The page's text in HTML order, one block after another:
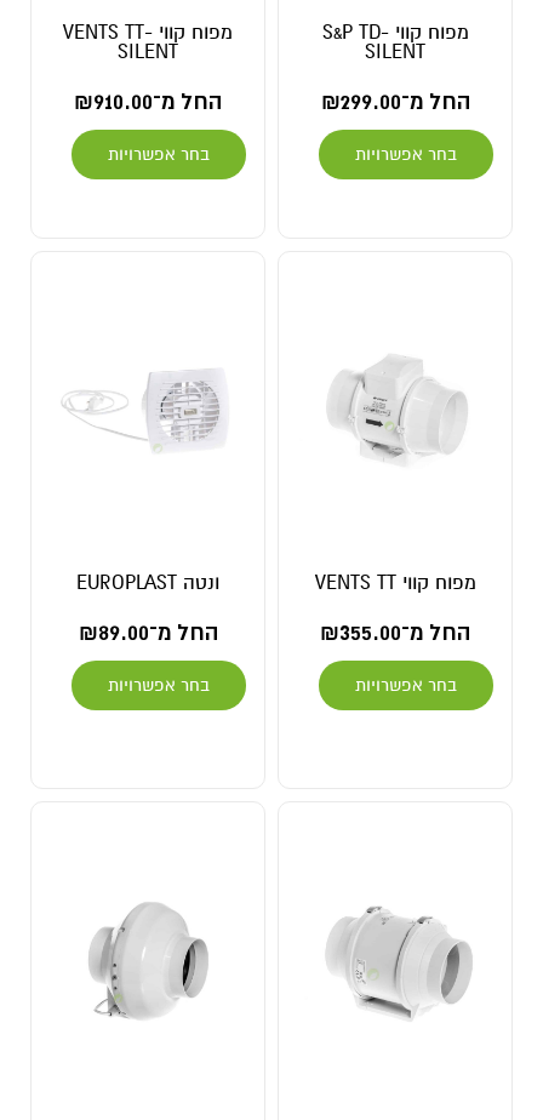
מפוח קווי S&P TD-
SILENT
החל מ־ ₪299.00
בחר אפשרויות
מפוח קווי VENTS TT-
SILENT
החל מ־ ₪910.00
בחר אפשרויות
מפוח קווי VENTS TT
החל מ־ ₪355.00
בחר אפשרויות
ונטה EUROPLAST
החל מ־ ₪89.00
בחר אפשרויות